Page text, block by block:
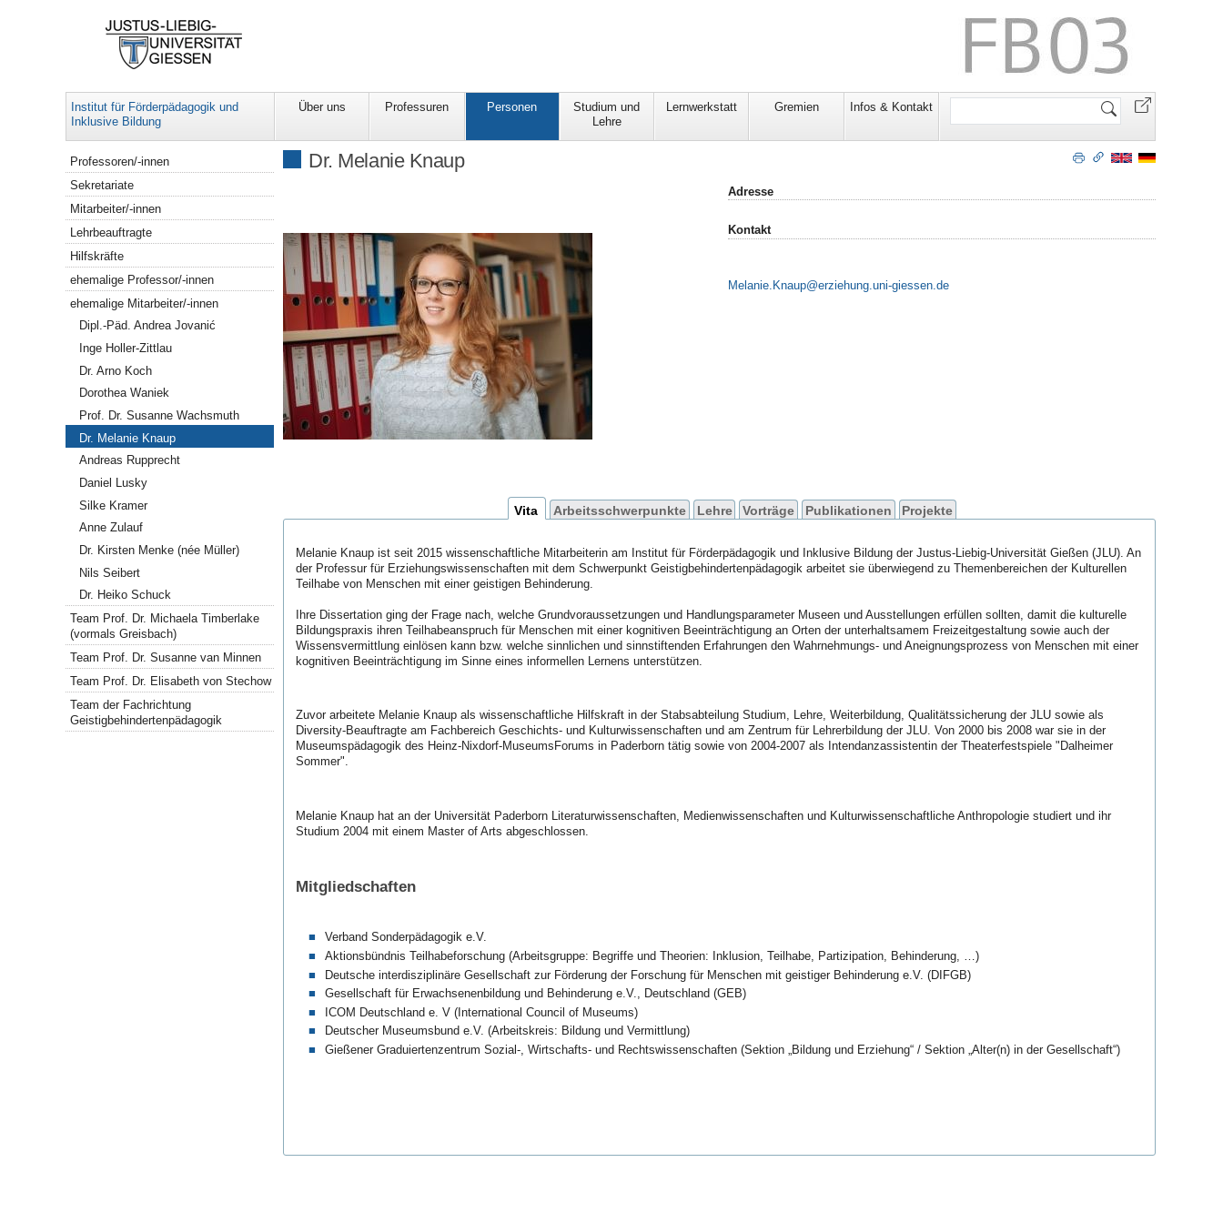
Institut für Förderpädagogik und
Inklusive Bildung
Über uns Professuren Personen
Studium und
Lehre
Lernwerkstatt Gremien Infos & Kontakt
Website
Dr. Melanie Knaup
Adresse
Kontakt
Melanie.Knaup
Vita Arbeitsschwerpunkte Lehre Vorträge Publikationen Projekte
Melanie Knaup ist seit 2015 wissenschaftliche Mitarbeiterin am Institut für Förderpädagogik und Inklusive Bildung der Justus-Liebig-Universität Gießen (JLU). An
der Professur für Erziehungswissenschaften mit dem Schwerpunkt Geistigbehindertenpädagogik arbeitet sie überwiegend zu Themenbereichen der Kulturellen
Teilhabe von Menschen mit einer geistigen Behinderung.
Ihre Dissertation ging der Frage nach, welche Grundvoraussetzungen und Handlungsparameter Museen und Ausstellungen erfüllen sollten, damit die kulturelle
Bildungspraxis ihren Teilhabeanspruch für Menschen mit einer kognitiven Beeinträchtigung an Orten der unterhaltsamem Freizeitgestaltung sowie auch der
Wissensvermittlung einlösen kann bzw. welche sinnlichen und sinnstiftenden Erfahrungen den Wahrnehmungs- und Aneignungsprozess von Menschen mit einer
kognitiven Beeinträchtigung im Sinne eines informellen Lernens unterstützen.
Zuvor arbeitete Melanie Knaup als wissenschaftliche Hilfskraft in der Stabsabteilung Studium, Lehre, Weiterbildung, Qualitätssicherungder JLU sowie als
Diversity-Beauftragte am Fachbereich Geschichts- und Kulturwissenschaften und am Zentrum für Lehrerbildung der JLU. Von 2000 bis 2008 war sie in der
Museumspädagogik des Heinz-Nixdorf-MuseumsForums in Paderborn tätig sowie von 2004-2007 als Intendanzassistentin der Theaterfestspiele "Dalheimer
Sommer".
Melanie Knaup hat an der Universität Paderborn Literaturwissenschaften, Medienwissenschaften und Kulturwissenschaftliche Anthropologie studiert und ihr
Studium 2004 mit einem Master of Arts abgeschlossen.
Mitgliedschaften
Verband Sonderpädagogik e.V.
Aktionsbündnis Teilhabeforschung (Arbeitsgruppe: Begriffe und Theorien: Inklusion, Teilhabe, Partizipation, Behinderung, …)
Deutsche interdisziplinäre Gesellschaft zur Förderung der Forschung für Menschen mit geistiger Behinderung e.V. (DIFGB)
Gesellschaft für Erwachsenenbildung und Behinderung e.V., Deutschland (GEB)
ICOM Deutschland e. V (International Council of Museums)
Deutscher Museumsbund e.V. (Arbeitskreis: Bildung und Vermittlung)
Gießener Graduiertenzentrum Sozial-, Wirtschafts- und Rechtswissenschaften (Sektion „Bildung und Erziehung“ / Sektion „Alter(n) in der Gesellschaft“)
Navigation
Professoren/-innen
Sekretariate
Mitarbeiter/-innen
Lehrbeauftragte
Hilfskräfte
ehemalige Professor/-innen
ehemalige Mitarbeiter/-innen
Dipl.-Päd. Andrea Jovanić
Inge Holler-Zittlau
Dr. Arno Koch
Dorothea Waniek
Prof. Dr. Susanne Wachsmuth
Dr. Melanie Knaup
Andreas Rupprecht
Daniel Lusky
Silke Kramer
Anne Zulauf
Dr. Kirsten Menke (née Müller)
Nils Seibert
Dr. Heiko Schuck
Team Prof. Dr. Michaela Timberlake
(vormals Greisbach)
Team Prof. Dr. Susanne van Minnen
Team Prof. Dr. Elisabeth von Stechow
Team der Fachrichtung
Geistigbehindertenpädagogik